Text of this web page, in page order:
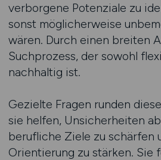
verborgene Potenziale zu
sonst möglicherweise
wären. Durch einen breiten
Suchprozess, der sowohl
nachhaltig ist.
Gezielte Fragen runden
sie helfen, Unsicherheiten
berufliche Ziele zu schärfen
Orientierung zu stärken. Sie